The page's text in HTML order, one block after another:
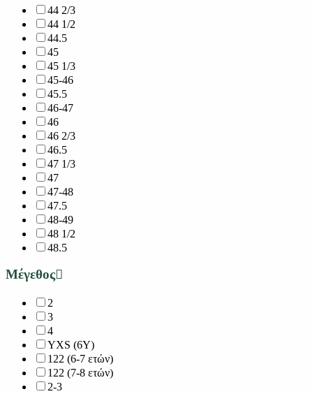
44 2/3
44 1/2
44.5
45
45 1/3
45-46
45.5
46-47
46
46 2/3
46.5
47 1/3
47
47-48
47.5
48-49
48 1/2
48.5
Μέγεθος
2
3
4
YXS (6Y)
122 (6-7 ετών)
122 (7-8 ετών)
2-3